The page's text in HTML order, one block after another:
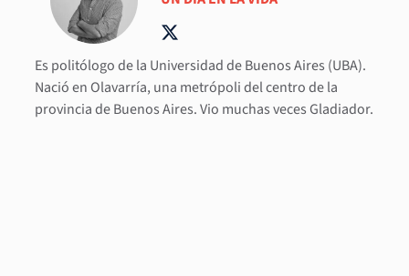
Es politólogo de la Universidad de Buenos Aires (UBA).
Nació en Olavarría, una metrópoli del centro de la
provincia de Buenos Aires. Vio muchas veces Gladiador.